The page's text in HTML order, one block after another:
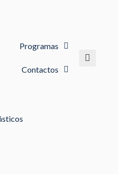
Programas
Contactos